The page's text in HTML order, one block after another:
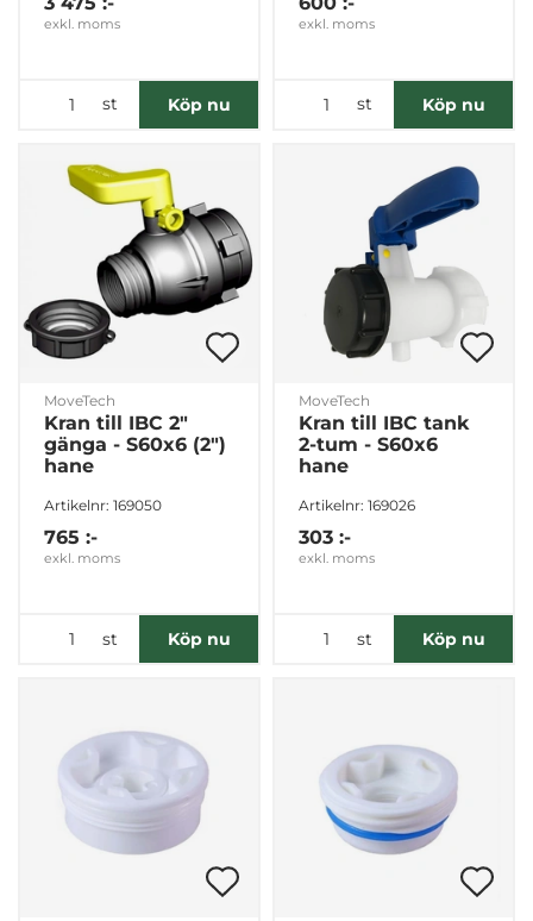
Inställningar
Visa detaljer
Tillåt urval
exkl. moms
st Köp nu
exkl. moms
st Köp nu
MoveTech
Kran till IBC 2"
gänga - S60x6 (2")
hane
Artikelnr: 169050
765 :-
exkl. moms
st Köp nu
MoveTech
Kran till IBC tank
2-tum - S60x6
hane
Artikelnr: 169026
303 :-
exkl. moms
st Köp nu